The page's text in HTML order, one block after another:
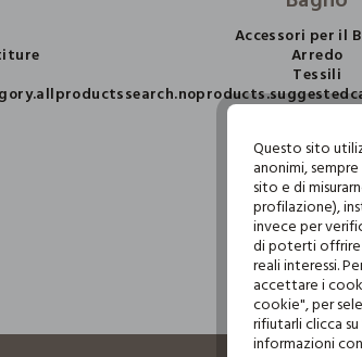
Accessori per il
Arredo
Tessili
Questo sito
anonimi,
sito e di
profilazione),
invece per
di poterti offrire
reali interessi.
accettare i
cookie", per
rifiutarli clicca
informazioni